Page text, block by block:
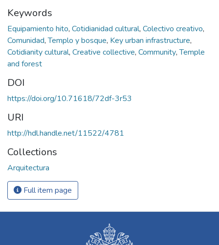
Keywords
Equipamiento hito, Cotidianidad cultural, Colectivo creativo,
Comunidad,Templo y bosque, Key urban infrastructure,
Cotidianity cultural, Creative collective, Community,Temple
and forest
DOI
https://doi.org/10.71618/72df-3r53
URI
http://hdl.handle.net/11522/4781
Collections
Arquitectura
Full item page